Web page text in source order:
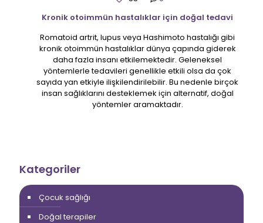
Kronik otoimmün hastalıklar için doğal tedavi
Romatoid artrit, lupus veya Hashimoto hastalığı gibi
kronik otoimmün hastalıklar dünya çapında giderek
daha fazla insanı etkilemektedir. Geleneksel
yöntemlerle tedavileri genellikle etkili olsa da çok
sayıda yan etkiyle ilişkilendirilebilir. Bu nedenle birçok
insan sağlıklarını desteklemek için alternatif, doğal
yöntemler aramaktadır.
Kategoriler
Çocuk sağlığı
Doğal terapiler